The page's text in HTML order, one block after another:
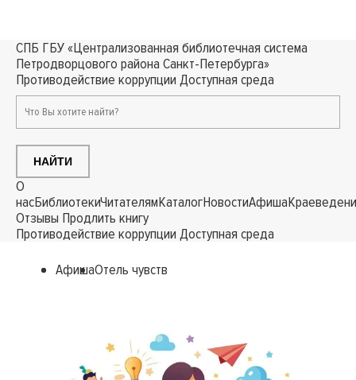
СПБ ГБУ «Централизованная библиотечная система
Петродворцового района Санкт-Петербурга»
Противодействие коррупции Доступная среда
НАЙТИ
О
насБиблиотекиЧитателямКаталогНовостиАфиша
Отзывы Продлить книгу
Противодействие коррупции Доступная среда
АфишаОтель чувств